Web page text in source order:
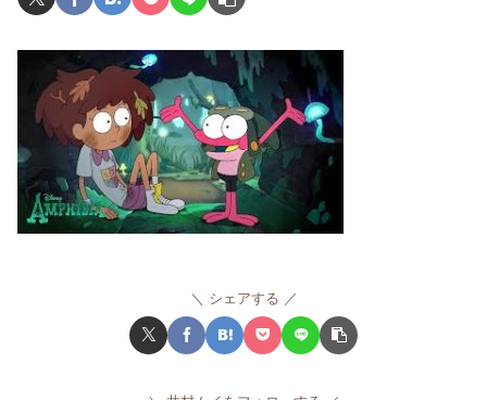
シェアする